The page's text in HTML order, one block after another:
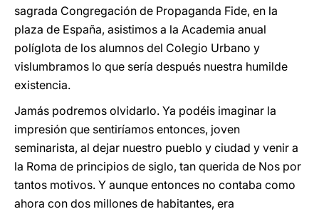
sagrada Congregación de Propaganda Fide, en la
plaza de España, asistimos a la Academia anual
políglota de los alumnos del Colegio Urbano y
vislumbramos lo que sería después nuestra humilde
existencia.
Jamás podremos olvidarlo. Ya podéis imaginar la
impresión que sentiríamos entonces, joven
seminarista, al dejar nuestro pueblo y ciudad y venir a
la Roma de principios de siglo, tan querida de Nos por
tantos motivos. Y aunque entonces no contaba como
ahora con dos millones de habitantes, era